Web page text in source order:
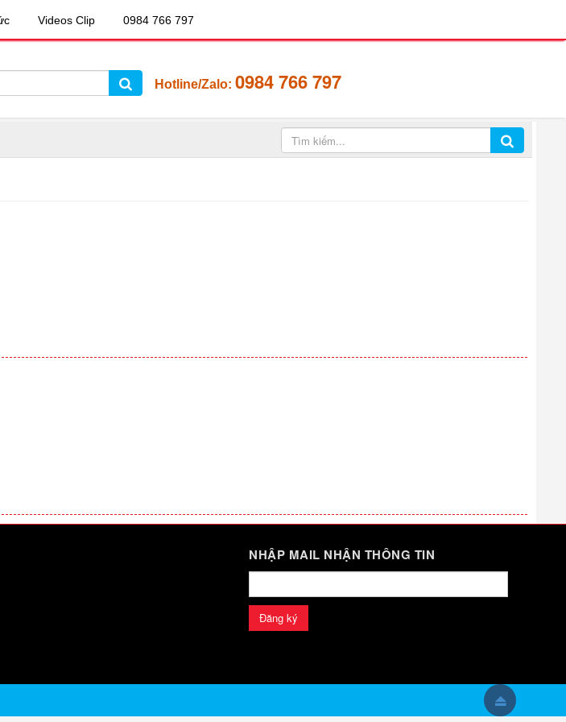
Videos Clip 0984 766 797
Hotline/Zalo: 0984 766 797
NHẬP MAIL NHẬN THÔNG TIN